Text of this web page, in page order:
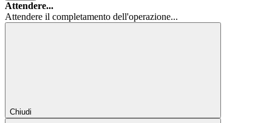
Attendere...
Attendere il completamento dell'operazione...
Chiudi